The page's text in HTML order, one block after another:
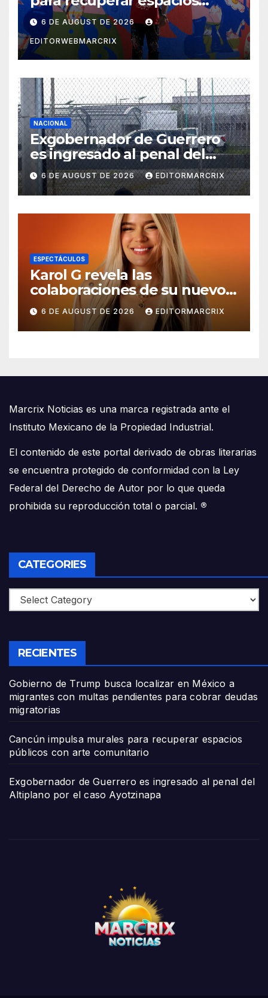
públicos con arte
comunitario
6 DE AUGUST DE 2026
EDITORWEBMARCRIX
NACIONAL
Exgobernador de Guerrero
es ingresado al penal del
Altiplano por el caso
Ayotzinapa
6 DE AUGUST DE 2026 EDITORMARCRIX
ESPECTÁCULOS
Karol G revela las
colaboraciones de su nuevo
álbum ‘NO ME ARREPIENTO
DE SENTIR TANTO’
6 DE AUGUST DE 2026 EDITORMARCRIX
Marcrix Noticias es una marca registrada ante el
Instituto Mexicano de la Propiedad Industrial.
El contenido de este portal derivado de obras literarias
se encuentra protegido de conformidad con la Ley
Federal del Derecho de Autor por lo que queda
prohibida su reproducción total o parcial. ®
CATEGORIES
Categories
RECIENTES
Gobierno de Trump busca localizar en México a
migrantes con multas pendientes para cobrar deudas
migratorias
Cancún impulsa murales para recuperar espacios
públicos con arte comunitario
Exgobernador de Guerrero es ingresado al penal del
Altiplano por el caso Ayotzinapa